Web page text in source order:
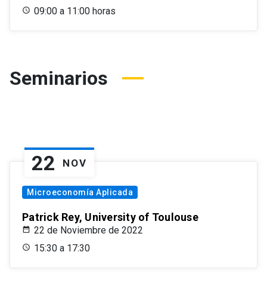
09:00 a 11:00 horas
Seminarios
22 NOV
Microeconomía Aplicada
Patrick Rey, University of Toulouse
22 de Noviembre de 2022
15:30 a 17:30